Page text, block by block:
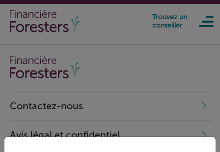
Skip to main content
Trouvez un
conseiller
Contactez-nous
Avis légal et confidentiel